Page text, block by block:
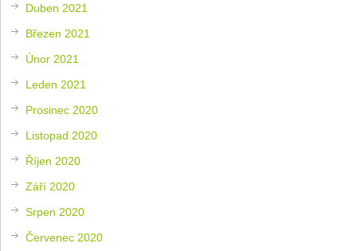
Duben 2021
Březen 2021
Únor 2021
Leden 2021
Prosinec 2020
Listopad 2020
Říjen 2020
Září 2020
Srpen 2020
Červenec 2020